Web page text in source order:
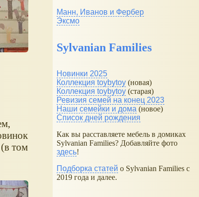
том
Манн, Иванов и Фербер
Эксмо
Sylvanian Families
Новинки 2025
Коллекция toybytoy (новая)
Коллекция toybytoy (старая)
Ревизия семей на конец 2023
Наши семейки и дома (новое)
Список дней рождения
Как вы расставляете мебель в домиках
Sylvanian Families? Добавляйте фото
здесь!
Подборка статей о Sylvanian Families с
2019 года и далее.